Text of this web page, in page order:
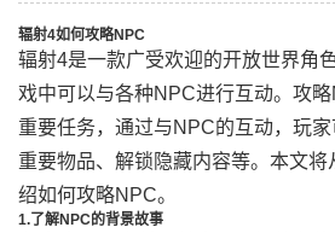
辐射4如何攻略NPC
辐射4是一款广受欢迎的开放世界角
戏中可以与各种NPC进行互动。攻
重要任务，通过与NPC的互动，玩
重要物品、解锁隐藏内容等。本文
绍如何攻略NPC。
1.了解NPC的背景故事